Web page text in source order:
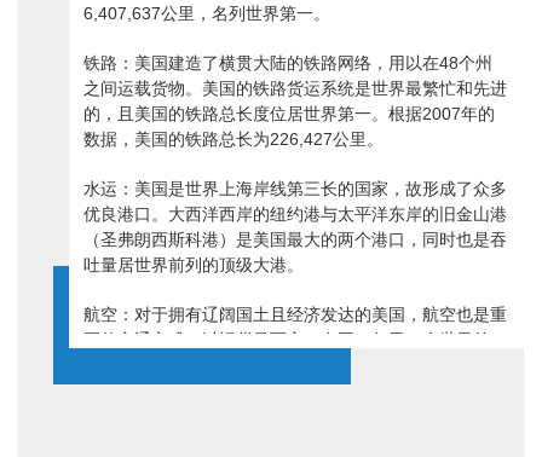
6,407,637公里，名列世界第一。
铁路：美国建造了横贯大陆的铁路网络，用以在48个州
之间运载货物。美国的铁路货运系统是世界最繁忙和先进
的，且美国的铁路总长度位居世界第一。根据2007年的
数据，美国的铁路总长为226,427公里。
水运：美国是世界上海岸线第三长的国家，故形成了众多
优良港口。大西洋西岸的纽约港与太平洋东岸的旧金山港
（圣弗朗西斯科港）是美国最大的两个港口，同时也是吞
吐量居世界前列的顶级大港。
航空：对于拥有辽阔国土且经济发达的美国，航空也是重
要的交通方式。以运货量而言，在同一年里，全世界前
一的孟菲斯国际机场（MEM）。此外，芝加哥、旧金山